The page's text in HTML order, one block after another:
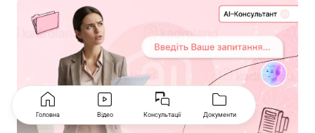
Головна Відео Консультації Документи